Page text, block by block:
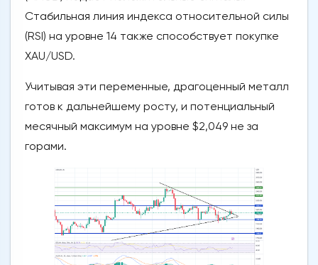
Стабильная линия индекса относительной силы
(RSI) на уровне 14 также способствует покупке
XAU/USD.
Учитывая эти переменные, драгоценный металл
готов к дальнейшему росту, и потенциальный
месячный максимум на уровне $2,049 не за
горами.